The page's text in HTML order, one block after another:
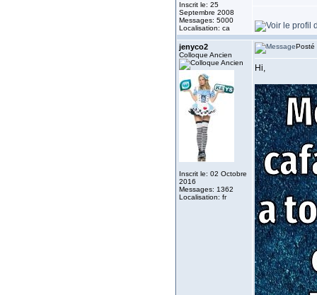
Inscrit le: 25
Septembre 2008
Messages: 5000
Localisation: ca
jenyco2
Colloque Ancien
Inscrit le: 02 Octobre
2016
Messages: 1362
Localisation: fr
Posté
Hi,